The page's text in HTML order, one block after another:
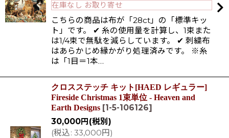
在庫なし お取り寄せ
こちらの商品は布が「28ct」の「標準キッ
ト」です。 ✔ 糸の使用量を計算し、1束また
は1/4束で無駄を減らしています。 ✔ 刺繍布
はあらかじめ縁かがり処理済みです。 ※糸
は「1目＝1本…
クロスステッチ キット[HAED レギュラー]
Fireside Christmas 1束単位 - Heaven and
Earth Designs [1-5-106126]
30,000円 (税別)
(税込: 33,000円 )